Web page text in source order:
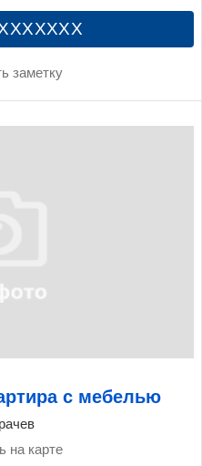
заметку
с мебелью
на карте